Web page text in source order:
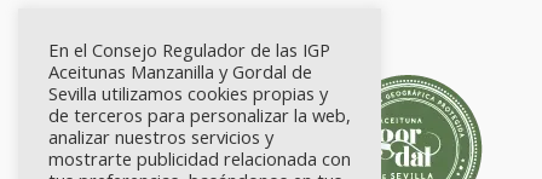
En el Consejo Regulador de las IGP
Aceitunas Manzanilla y Gordal de
Sevilla utilizamos cookies propias y
de terceros para personalizar la web,
analizar nuestros servicios y
mostrarte publicidad relacionada con